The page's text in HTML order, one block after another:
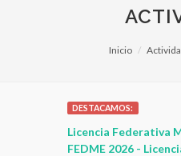
Inicio
DESTACAMOS:
Licencia Federativa
FEDME 2026 -